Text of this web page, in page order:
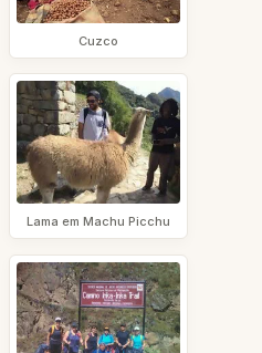
Cuzco
Lama em Machu Picchu